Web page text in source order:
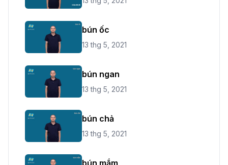
bún ốc
13 thg 5, 2021
bún ngan
13 thg 5, 2021
bún chả
13 thg 5, 2021
bún mắm